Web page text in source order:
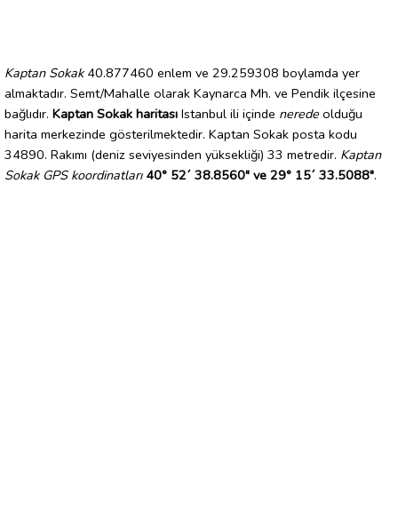
Kaptan Sokak40.877460 enlem ve 29.259308 boylamda yer
almaktadır. Semt/Mahalle olarak Kaynarca Mh. ve Pendik ilçesine
bağlıdır. Kaptan Sokak haritası Istanbul ili içinde nerede olduğu
harita merkezinde gösterilmektedir. Kaptan Sokak posta kodu
34890. Rakımı (deniz seviyesinden yüksekliği) 33 metredir. Kaptan
Sokak GPS koordinatları 40° 52´ 38.8560" ve 29° 15´ 33.5088".